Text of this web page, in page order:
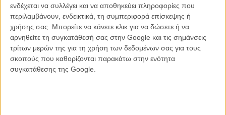
ενδέχεται να συλλέγει και να αποθηκεύει πληροφορίες που
περιλαμβάνουν, ενδεικτικά, τη συμπεριφορά επίσκεψης ή
χρήσης σας. Μπορείτε να κάνετε κλικ για να δώσετε ή να
αρνηθείτε τη συγκατάθεσή σας στην Google και τις σημάνσεις
τρίτων μερών της για τη χρήση των δεδομένων σας για τους
σκοπούς που καθορίζονται παρακάτω στην ενότητα
συγκατάθεσης της Google.
Εγγράψου στο εβδομαδιαίο newsletter μας.
ΕΓΓΡΑΦΗ
Θέλω να λαμβάνω τα newsletter σας.